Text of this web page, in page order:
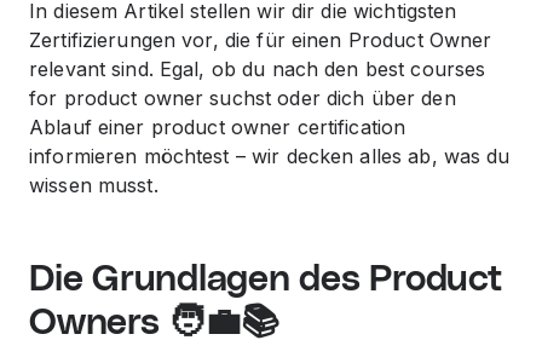
In diesem Artikel stellen wir dir die wichtigsten
Zertifizierungen vor, die für einen Product Owner
relevant sind. Egal, ob du nach den best courses
for product owner suchst oder dich über den
Ablauf einer product owner certification
informieren möchtest – wir decken alles ab, was du
wissen musst.
Die Grundlagen des Product
Owners 🧑‍💼📚